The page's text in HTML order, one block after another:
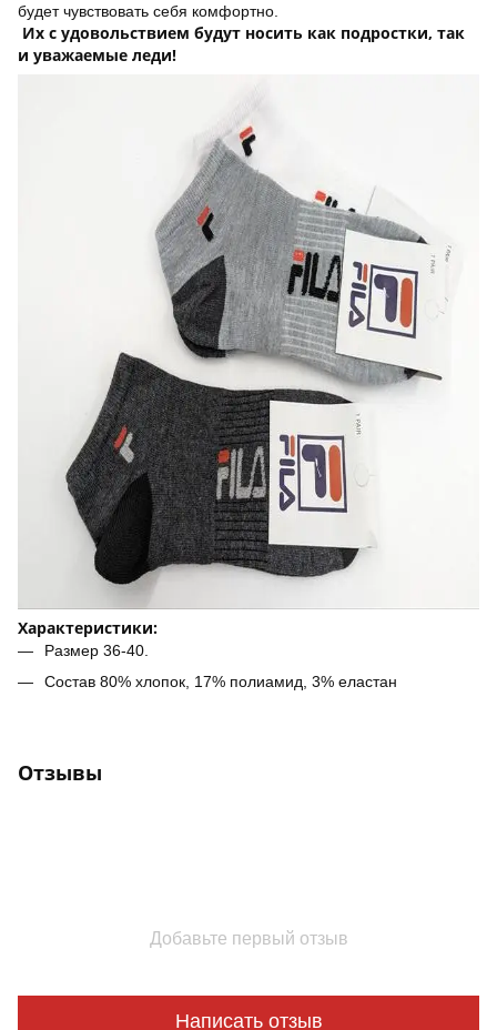
будет чувствовать себя комфортно.
Их с удовольствием будут носить как подростки, так
и уважаемые леди!
Характеристики:
Размер 36-40.
Состав 80% хлопок, 17% полиамид, 3% еластан
Отзывы
Добавьте первый отзыв
Написать отзыв